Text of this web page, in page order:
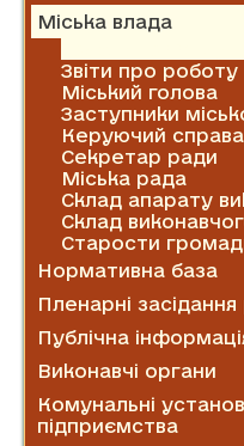
Міська влада
Звіти про роботу
Міський голова
Заступники
Керуючий
Секретар ради
Міська рада
Склад апарату
Склад
Старости
Нормативна база
Пленарні
Публічна
Виконавчі органи
Комунальні
підприємства